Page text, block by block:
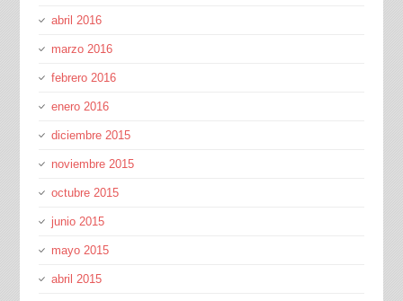
abril 2016
marzo 2016
febrero 2016
enero 2016
diciembre 2015
noviembre 2015
octubre 2015
junio 2015
mayo 2015
abril 2015